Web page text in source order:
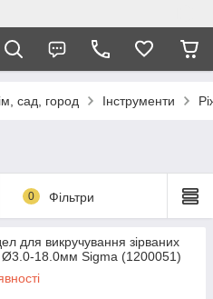
сад, город Інструменти
0 Фільтри
для викручування зірваних
Ø3.0-18.0мм Sigma (1200051)